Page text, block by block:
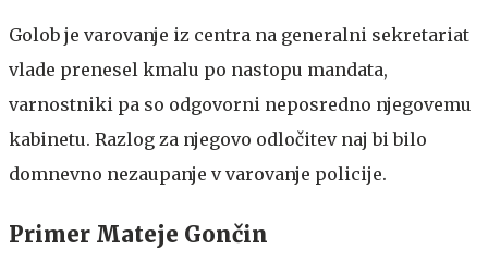
Golob je varovanje iz centra na generalni sekretariat
vlade prenesel kmalu po nastopu mandata,
varnostniki pa so odgovorni neposredno njegovemu
kabinetu. Razlog za njegovo odločitev naj bi bilo
domnevno nezaupanje v varovanje policije.
Primer Mateje Gončin